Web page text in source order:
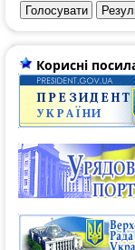
Корисні